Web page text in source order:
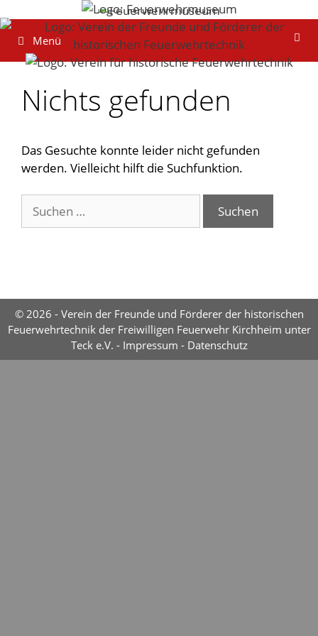
Inhalt
springenMenü
Nichts gefunden
Das Gesuchte konnte leider nicht gefunden
werden. Vielleicht hilft die Suchfunktion.
Suchen
nach:
© 2026 - Verein der Freunde und Förderer der historischen
Feuerwehrtechnik der Freiwilligen Feuerwehr Kirchheim unter
Teck e.V. - Impressum - Datenschutz